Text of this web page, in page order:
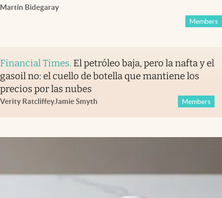
Martín Bidegaray
Members
Financial Times. El petróleo baja, pero la nafta y el
gasoil no: el cuello de botella que mantiene los
precios por las nubes
Verity RatcliffeyJamie Smyth Members